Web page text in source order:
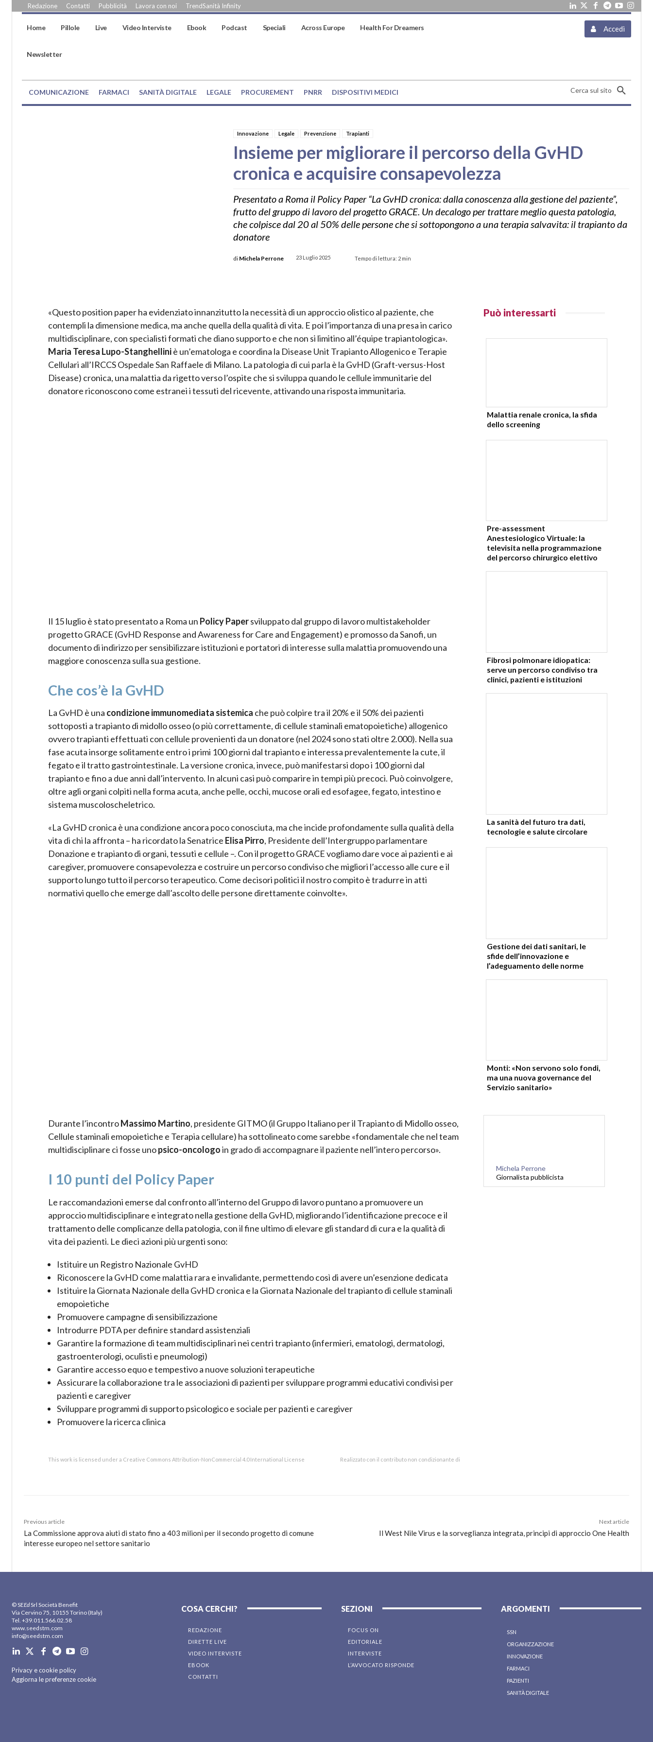
Redazione Contatti Pubblicità Lavora con noi TrendSanità Infinity
Home Pillole Live Video Interviste Ebook Podcast Speciali Across Europe Health For Dreamers
Newsletter
Accedi
COMUNICAZIONE FARMACI SANITÀ DIGITALE LEGALE PROCUREMENT PNRR DISPOSITIVI MEDICI Cerca sul sito
Innovazione Legale Prevenzione Trapianti
Insieme per migliorare il percorso della GvHD
cronica e acquisire consapevolezza
Presentato a Roma il Policy Paper “La GvHD cronica: dalla conoscenza alla gestione del paziente”,
frutto del gruppo di lavoro del progetto GRACE. Un decalogo per trattare meglio questa patologia,
che colpisce dal 20 al 50% delle persone che si sottopongono a una terapia salvavita: il trapianto da
donatore
di Michela Perrone 23 Luglio 2025 Tempo di lettura: 2 min
«Questo position paper ha evidenziato innanzitutto la necessità di un approccio olistico al paziente, che
contempli la dimensione medica, ma anche quella della qualità di vita. E poi l’importanza di una presa in carico
multidisciplinare, con specialisti formati che diano supporto e che non si limitino all’équipe trapiantologica».
Maria Teresa Lupo-Stanghelliniè un’ematologa e coordina la Disease Unit Trapianto Allogenico e Terapie
Cellulari all’IRCCS Ospedale San Raffaele di Milano. La patologia di cui parla è la GvHD (Graft-versus-Host
Disease) cronica, una malattia da rigetto verso l’ospite che si sviluppa quando le cellule immunitarie del
donatore riconoscono come estranei i tessuti del ricevente, attivando una risposta immunitaria.
Il 15 luglio è stato presentato a Roma un Policy Papersviluppato dal gruppo di lavoro multistakeholder
progetto GRACE (GvHD Response and Awareness for Care and Engagement) e promosso da Sanofi, un
documento di indirizzo per sensibilizzare istituzioni e portatori di interesse sulla malattia promuovendo una
maggiore conoscenza sulla sua gestione.
Che cos’è la GvHD
La GvHD è una condizione immunomediata sistemica che può colpire tra il 20% e il 50% dei pazienti
sottoposti a trapianto di midollo osseo (o più correttamente, di cellule staminali ematopoietiche) allogenico
ovvero trapianti effettuati con cellule provenienti da un donatore (nel 2024 sono stati oltre 2.000). Nella sua
fase acuta insorge solitamente entro i primi 100 giorni dal trapianto e interessa prevalentemente la cute, il
fegato e il tratto gastrointestinale. La versione cronica, invece, può manifestarsi dopo i 100 giorni dal
trapianto e fino a due anni dall’intervento. In alcuni casi può comparire in tempi più precoci. Può coinvolgere,
oltre agli organi colpiti nella forma acuta, anche pelle, occhi, mucose orali ed esofagee, fegato, intestino e
sistema muscoloscheletrico.
«La GvHD cronica è una condizione ancora poco conosciuta, ma che incide profondamente sulla qualità della
vita di chi la affronta – ha ricordato la Senatrice Elisa Pirro, Presidente dell’Intergruppo parlamentare
Donazione e trapianto di organi, tessuti e cellule –. Con il progetto GRACE vogliamo dare voce ai pazienti e ai
caregiver, promuovere consapevolezza e costruire un percorso condiviso che migliori l’accesso alle cure e il
supporto lungo tutto il percorso terapeutico. Come decisori politici il nostro compito è tradurre in atti
normativi quello che emerge dall’ascolto delle persone direttamente coinvolte».
Durante l’incontroMassimo Martino, presidente GITMO (il Gruppo Italiano per il Trapianto di Midollo osseo,
Cellule staminali emopoietiche e Terapia cellulare) ha sottolineato come sarebbe «fondamentale che nel team
multidisciplinare ci fosse unopsico-oncologoin grado di accompagnare il paziente nell’intero percorso».
I 10 punti del Policy Paper
Le raccomandazioni emerse dal confronto all’interno del Gruppo di lavoro puntano a promuovere un
approccio multidisciplinare e integrato nella gestione della GvHD, migliorando l’identificazione precoce e il
trattamento delle complicanze della patologia, con il fine ultimo di elevare gli standard di cura e la qualità di
vita dei pazienti. Le dieci azioni più urgenti sono:
Istituire un Registro Nazionale GvHD
Riconoscere la GvHD come malattia rara e invalidante, permettendo così di avere un’esenzione dedicata
Istituire la Giornata Nazionale della GvHD cronica e la Giornata Nazionale del trapianto di cellule staminali
emopoietiche
Promuovere campagne di sensibilizzazione
Introdurre PDTA per definire standard assistenziali
Garantire la formazione di team multidisciplinari nei centri trapianto (infermieri, ematologi, dermatologi,
gastroenterologi, oculisti e pneumologi)
Garantire accesso equo e tempestivo a nuove soluzioni terapeutiche
Assicurare la collaborazione tra le associazioni di pazienti per sviluppare programmi educativi condivisi per
pazienti e caregiver
Sviluppare programmi di supporto psicologico e sociale per pazienti e caregiver
Promuovere la ricerca clinica
This work is licensed under a Creative Commons Attribution-NonCommercial 4.0 International License Realizzato con il contributo non condizionante di
Può interessarti
Malattia renale cronica, la sfida
dello screening
Pre-assessment
Anestesiologico Virtuale: la
televisita nella programmazione
del percorso chirurgico elettivo
Fibrosi polmonare idiopatica:
serve un percorso condiviso tra
clinici, pazienti e istituzioni
La sanità del futuro tra dati,
tecnologie e salute circolare
Gestione dei dati sanitari, le
sfide dell’innovazione e
l’adeguamento delle norme
Monti: «Non servono solo fondi,
ma una nuova governance del
Servizio sanitario»
Michela Perrone
Giornalista pubblicista
Previous article
La Commissione approva aiuti di stato fino a 403 milioni per il secondo progetto di comune
interesse europeo nel settore sanitario
Next article
Il West Nile Virus e la sorveglianza integrata, principi di approccio One Health
© SEEdSrl Società Benefit
Via Cervino 75, 10155 Torino (Italy)
Tel. +39.011.566.02.58
www.seedstm.com
info@seedstm.com
Privacy e cookie policy
Aggiorna le preferenze cookie
COSA CERCHI?
REDAZIONE
DIRETTE LIVE
VIDEO INTERVISTE
EBOOK
CONTATTI
SEZIONI
FOCUS ON
EDITORIALE
INTERVISTE
L’AVVOCATO RISPONDE
ARGOMENTI
SSN
ORGANIZZAZIONE
INNOVAZIONE
FARMACI
PAZIENTI
SANITÀ DIGITALE